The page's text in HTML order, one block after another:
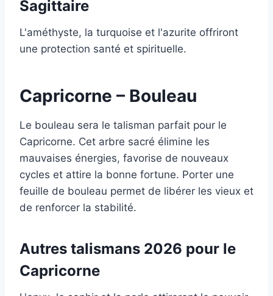
Sagittaire
L'améthyste, la turquoise et l'azurite offriront
une protection santé et spirituelle.
Capricorne – Bouleau
Le bouleau sera le talisman parfait pour le
Capricorne. Cet arbre sacré élimine les
mauvaises énergies, favorise de nouveaux
cycles et attire la bonne fortune. Porter une
feuille de bouleau permet de libérer les vieux et
de renforcer la stabilité.
Autres talismans 2026 pour le
Capricorne